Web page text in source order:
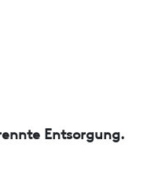
Entsorgung.